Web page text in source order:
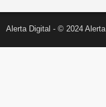
Alerta Digital - © 2024